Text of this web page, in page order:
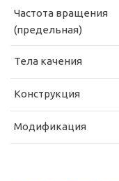
Частота вращения
(предельная)
Тела качения
Конструкция
Модификация